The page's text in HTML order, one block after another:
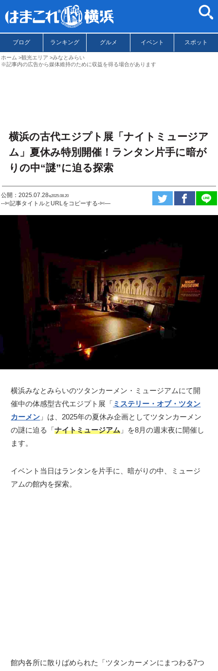
ブログ ランキング グルメ イベント スポット
ホーム 観光エリア
みなとみらい
※記事内の広告から媒体維持のために収益を得る場合があります
横浜の古代エジプト展「ナイトミュージア
ム」夏休み特別開催！ランタン片手に暗が
りの中“謎”に迫る探索
公開：2025.07.28ಇ2025.08.20
--✄記事タイトルとURLをコピーする-✄—
横浜みなとみらいのツタンカーメン・ミュージアムにて開
催中の体感型古代エジプト展「 ミステリー・オブ・ツタン
カーメン 」は、2025年の夏休み企画としてツタンカーメン
の謎に迫る「ナイトミュージアム 」を8月の週末夜に開催し
ます。
イベント当日はランタンを片手に、暗がりの中、ミュージ
アムの館内を探索。
館内各所に散りばめられた「ツタンカーメンにまつわる7つ